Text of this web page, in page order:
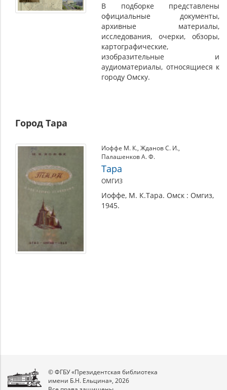
В подборке представлены
официальные документы,
архивные материалы,
исследования, очерки, обзоры,
картографические,
изобразительные и
аудиоматериалы, относящиеся к
городу Омску.
Город Тара
Иоффе М. К., Жданов С. И.,
Палашенков А. Ф.
Тара
ОМГИЗ
Иоффе, М. К.Тара. Омск : Омгиз,
1945.
© ФГБУ «Президентская библиотека
имени Б.Н. Ельцина», 2026